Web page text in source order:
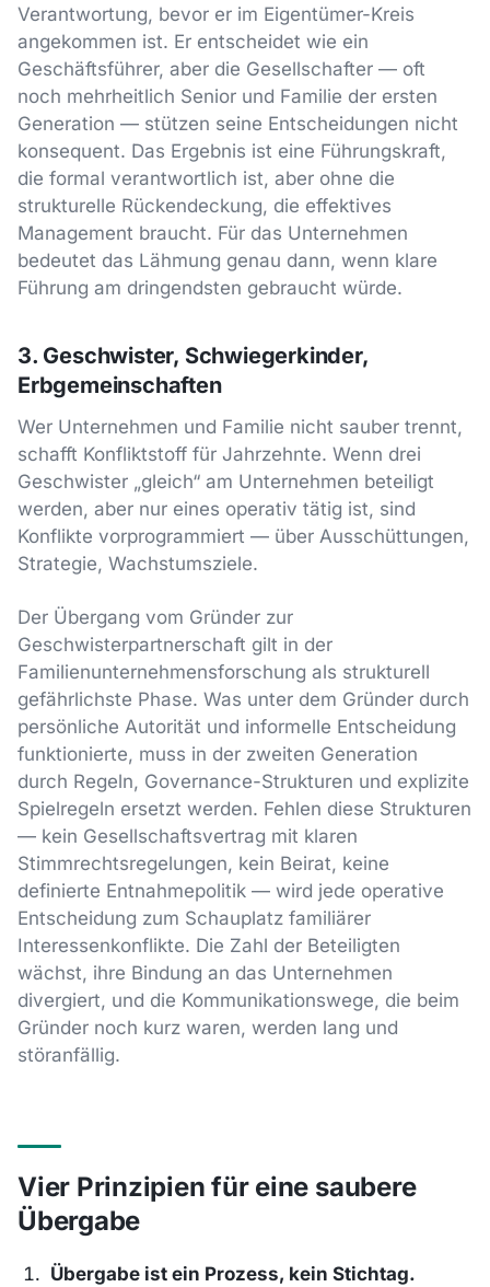
Verantwortung, bevor er im Eigentümer-Kreis
angekommen ist. Er entscheidet wie ein
Geschäftsführer, aber die Gesellschafter — oft
noch mehrheitlich Senior und Familie der ersten
Generation — stützen seine Entscheidungen nicht
konsequent. Das Ergebnis ist eine Führungskraft,
die formal verantwortlich ist, aber ohne die
strukturelle Rückendeckung, die effektives
Management braucht. Für das Unternehmen
bedeutet das Lähmung genau dann, wenn klare
Führung am dringendsten gebraucht würde.
3. Geschwister, Schwiegerkinder,
Erbgemeinschaften
Wer Unternehmen und Familie nicht sauber trennt,
schafft Konfliktstoff für Jahrzehnte. Wenn drei
Geschwister „gleich“ am Unternehmen beteiligt
werden, aber nur eines operativ tätig ist, sind
Konflikte vorprogrammiert — über Ausschüttungen,
Strategie, Wachstumsziele.
Der Übergang vom Gründer zur
Geschwisterpartnerschaft gilt in der
Familienunternehmensforschung als strukturell
gefährlichste Phase. Was unter dem Gründer durch
persönliche Autorität und informelle Entscheidung
funktionierte, muss in der zweiten Generation
durch Regeln, Governance-Strukturen und explizite
Spielregeln ersetzt werden. Fehlen diese Strukturen
— kein Gesellschaftsvertrag mit klaren
Stimmrechtsregelungen, kein Beirat, keine
definierte Entnahmepolitik — wird jede operative
Entscheidung zum Schauplatz familiärer
Interessenkonflikte. Die Zahl der Beteiligten
wächst, ihre Bindung an das Unternehmen
divergiert, und die Kommunikationswege, die beim
Gründer noch kurz waren, werden lang und
störanfällig.
Vier Prinzipien für eine saubere
Übergabe
Übergabe ist ein Prozess, kein Stichtag.